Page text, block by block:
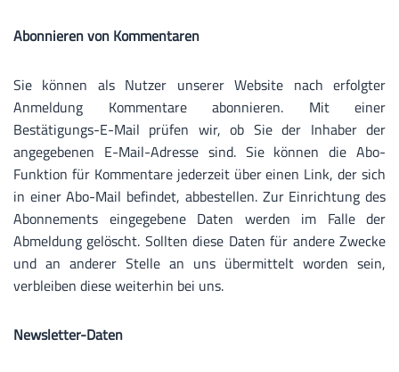
Abonnieren von Kommentaren
Sie können als Nutzer unserer Website nach erfolgter
Anmeldung Kommentare abonnieren. Mit einer
Bestätigungs-E-Mail prüfen wir, ob Sie der Inhaber der
angegebenen E-Mail-Adresse sind. Sie können die Abo-
Funktion für Kommentare jederzeit über einen Link, der sich
in einer Abo-Mail befindet, abbestellen. Zur Einrichtung des
Abonnements eingegebene Daten werden im Falle der
Abmeldung gelöscht. Sollten diese Daten für andere Zwecke
und an anderer Stelle an uns übermittelt worden sein,
verbleiben diese weiterhin bei uns.
Newsletter-Daten